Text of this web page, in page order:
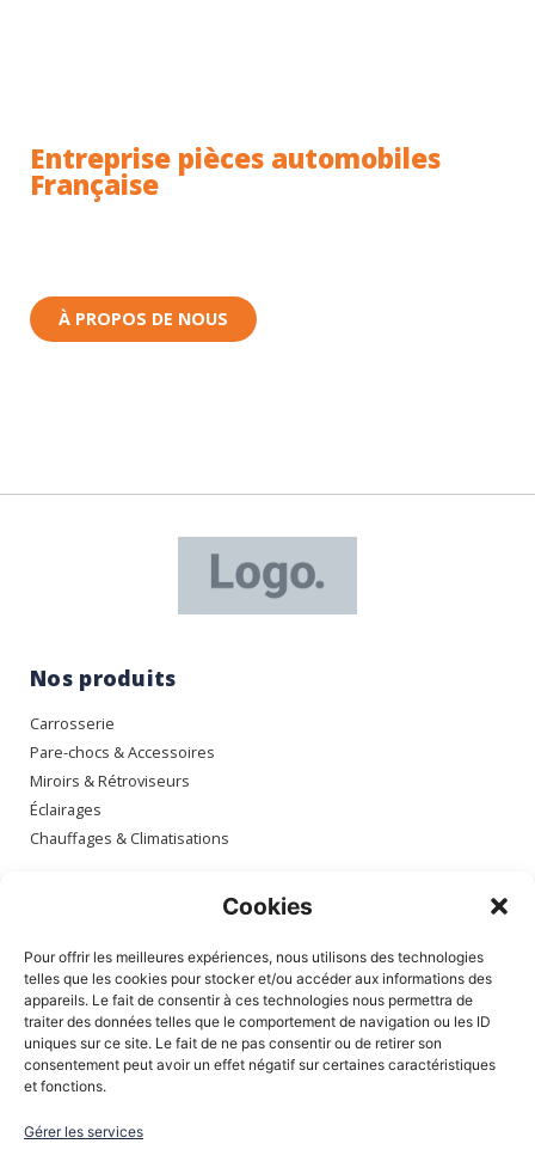
Cookies
Pour offrir les meilleures expériences, nous utilisons des technologies
telles que les cookies pour stocker et/ou accéder aux informations des
appareils. Le fait de consentir à ces technologies nous permettra de
traiter des données telles que le comportement de navigation ou les ID
uniques sur ce site. Le fait de ne pas consentir ou de retirer son
consentement peut avoir un effet négatif sur certaines caractéristiques
et fonctions.
Gérer les services
Entreprise pièces automobiles
Française
À PROPOS DE NOUS
Nos produits
Carrosserie
Pare-chocs & Accessoires
Miroirs & Rétroviseurs
Éclairages
Chauffages & Climatisations
Mon compte
Mes commandes
Mes adresses
Mon panier
Informations
À Propos de nous